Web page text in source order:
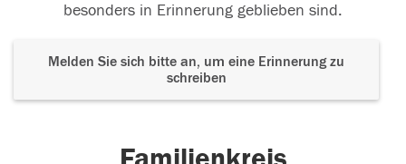
besonders in Erinnerung geblieben sind.
Melden Sie sich bitte an, um eine Erinnerung zu
schreiben